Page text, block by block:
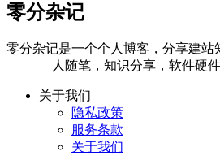
零分杂记
零分杂记是一个个人博客，分享建站
人随笔，知识分享，软件硬
关于我们
隐私政策
服务条款
关于我们